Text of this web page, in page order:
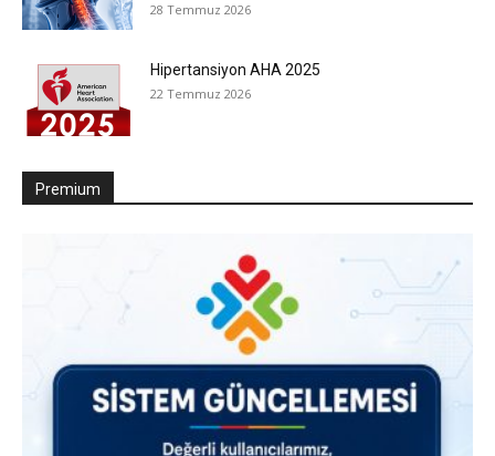
28 Temmuz 2026
Hipertansiyon AHA 2025
22 Temmuz 2026
Premium